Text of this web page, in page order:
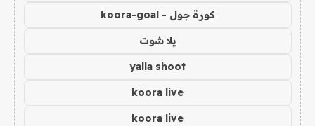
كورة جول - koora-goal
يلا شوت
yalla shoot
koora live
koora live